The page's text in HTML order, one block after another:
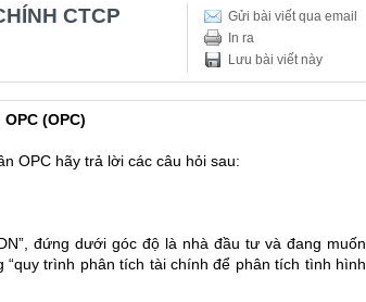
Gửi bài viết qua email
In ra
Lưu bài viết này
CTCP
(OPC)
OPC hãy trả lời các câu hỏi sau:
đứng dưới góc độ là nhà đầu tư và đang muốn
trình phân tích tài chính để phân tích tình hình